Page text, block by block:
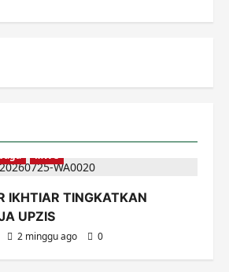
MWC
IKHTIAR TINGKATKAN
UPZIS
2 minggu ago 0